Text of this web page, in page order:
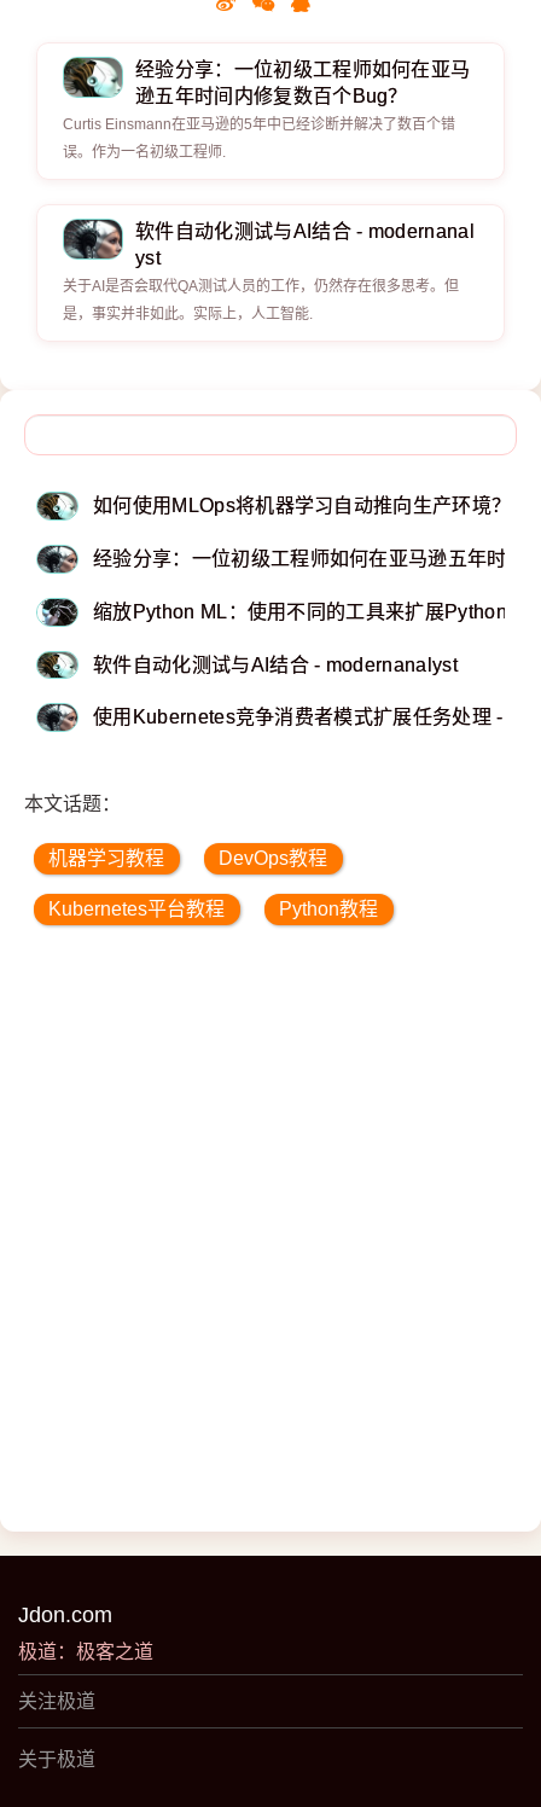
经验分享：一位初级工程师如何在亚马
逊五年时间内修复数百个Bug？
Curtis Einsmann在亚马逊的5年中已经诊断并解决了数百个错
误。作为一名初级工程师.
软件自动化测试与AI结合 - modernanal
yst
关于AI是否会取代QA测试人员的工作，仍然存在很多思考。但
是，事实并非如此。实际上，人工智能.
如何使用MLOps将机器学习自动推向生产环境？ -
经验分享：一位初级工程师如何在亚马逊五年时间
缩放Python ML：使用不同的工具来扩展Python
软件自动化测试与AI结合 - modernanalyst
使用Kubernetes竞争消费者模式扩展任务处理 -
本文话题：
机器学习教程 DevOps教程
Kubernetes平台教程 Python教程
Jdon.com
极道：极客之道
关注极道
关于极道